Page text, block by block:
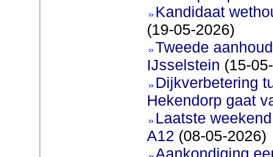
Kandidaat
(19-05-2026)
Tweede
IJsselstein (15-
Dijkverbetering
Hekendorp gaat
Laatste
A12 (08-05-2026)
Aankondiging